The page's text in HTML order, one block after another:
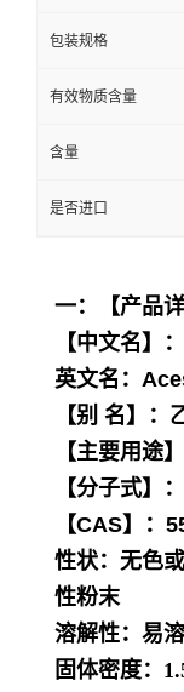
包装规格
有效物质含量
含量
是否进口
一：【产品详
【中文名】
英文名：
【别 名】：
【主要用途
【分子式】
【CAS】：
性状：无色
性粉末
溶解性：易
固体密度：